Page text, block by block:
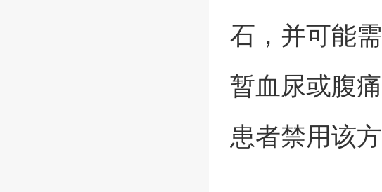
石，并可能
暂血尿或腹
患者禁用该方